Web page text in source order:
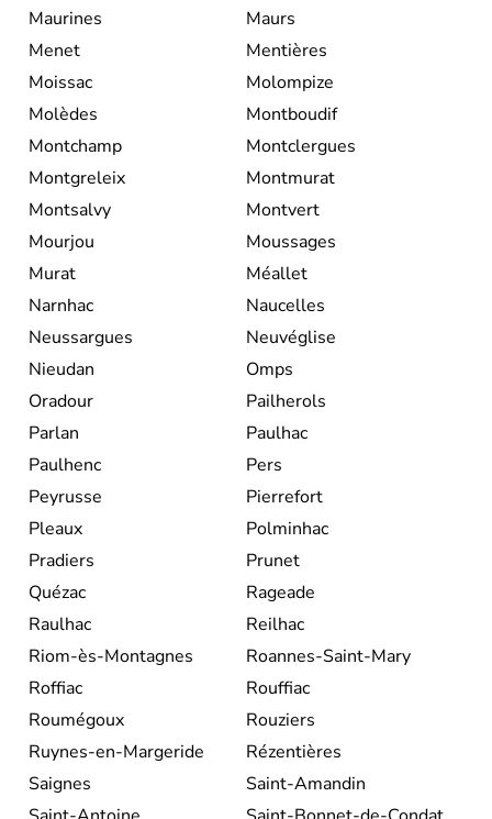
Maurines
Maurs
Menet
Mentières
Moissac
Molompize
Molèdes
Montboudif
Montchamp
Montclergues
Montgreleix
Montmurat
Montsalvy
Montvert
Mourjou
Moussages
Murat
Méallet
Narnhac
Naucelles
Neussargues
Neuvéglise
Nieudan
Omps
Oradour
Pailherols
Parlan
Paulhac
Paulhenc
Pers
Peyrusse
Pierrefort
Pleaux
Polminhac
Pradiers
Prunet
Quézac
Rageade
Raulhac
Reilhac
Riom-ès-Montagnes
Roannes-Saint-Mary
Roffiac
Rouffiac
Roumégoux
Rouziers
Ruynes-en-Margeride
Rézentières
Saignes
Saint-Amandin